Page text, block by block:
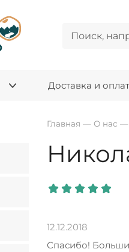
Доставка и
Главная — О нас —
12.12.2018
Спасибо!